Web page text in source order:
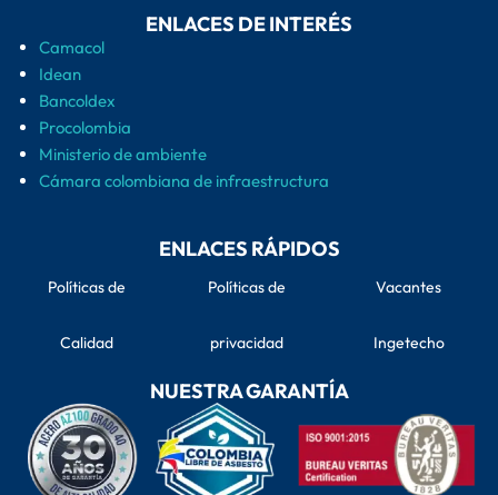
ENLACES DE INTERÉS
Camacol
Idean
Bancoldex
Procolombia
Ministerio de ambiente
Cámara colombiana de infraestructura
ENLACES RÁPIDOS
Políticas de
Calidad
Políticas de
privacidad
Vacantes
Ingetecho
NUESTRA GARANTÍA